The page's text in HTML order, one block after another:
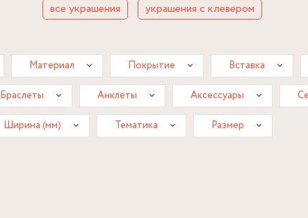
все украшения украшения с клевером
Материал Покрытие Вставка
Браслеты Анклеты Аксессуары
Ширина (мм) Тематика Размер